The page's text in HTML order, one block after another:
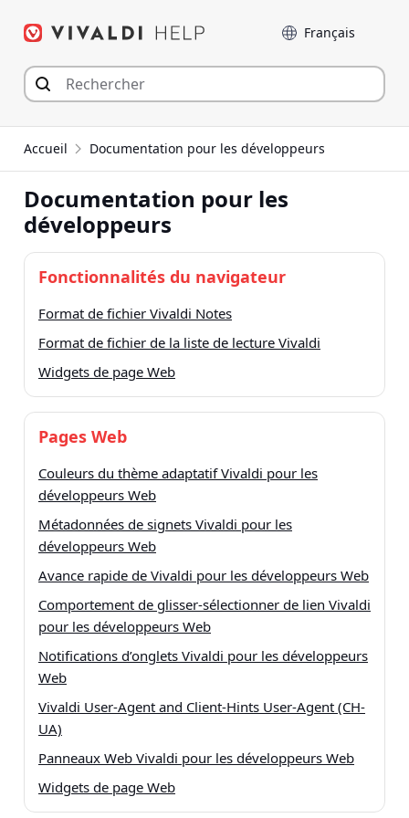
Langue
Accueil Documentation pour les développeurs
Documentation pour les
développeurs
Fonctionnalités du navigateur
Format de fichier Vivaldi Notes
Format de fichier de la liste de lecture Vivaldi
Widgets de page Web
Pages Web
Couleurs du thème adaptatif Vivaldi pour les
développeurs Web
Métadonnées de signets Vivaldi pour les
développeurs Web
Avance rapide de Vivaldi pour les développeurs Web
Comportement de glisser-sélectionner de lien Vivaldi
pour les développeurs Web
Notifications d’onglets Vivaldi pour les développeurs
Web
Vivaldi User-Agent and Client-Hints User-Agent (CH-
UA)
Panneaux Web Vivaldi pour les développeurs Web
Widgets de page Web